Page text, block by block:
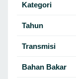
Kategori
Tahun
Transmisi
Bahan Bakar